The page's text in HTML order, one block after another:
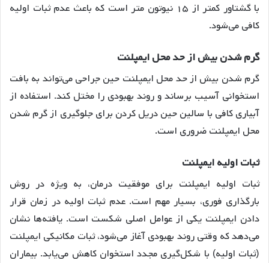
با گشتاور کمتر از ۱۵ نیوتون متر است که باعث عدم ثبات اولیه
کافی می‌شود.
گرمشدنبیشازحدمحلایمپلنت
گرم شدن بیش از حد محل ایمپلنت حین جراحی می‌تواند به بافت
استخوانی آسیب برساند و روند بهبودی را مختل کند. استفاده از
آبیاری کافی با سالین حین دریل کردن برای جلوگیری از گرم شدن
محل ایمپلنت ضروری است.
ثباتاولیهایمپلنت
ثبات اولیه ایمپلنت برای موفقیت درمان، به ویژه در روش
بارگذاری فوری، بسیار مهم است. عدم ثبات اولیه در زمان قرار
دادن ایمپلنت یکی از عوامل اصلی شکست است. یافته‌ها نشان
می‌دهد که وقتی روند بهبودی آغاز می‌شود، ثبات مکانیکی ایمپلنت
(ثبات اولیه) با شکل‌گیری مجدد استخوان کاهش می‌یابد. بیماران